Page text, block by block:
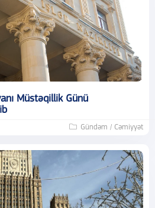
Müstəqillik Günü
Gündəm / Cəmiyyət